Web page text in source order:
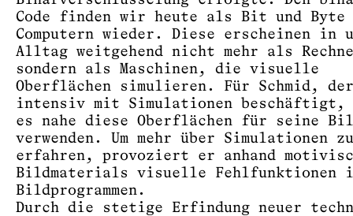
Code finden wir heute als Bit und
Computern wieder. Diese erscheinen in
Alltag weitgehend nicht mehr als
sondern als Maschinen, die visuelle
Oberflächen simulieren. Für Schmid,
intensiv mit Simulationen
es nahe diese Oberflächen für seine
verwenden. Um mehr über Simulationen zu
erfahren, provoziert er anhand
Bildmaterials visuelle Fehlfunktionen
Bildprogrammen.
Durch die stetige Erfindung neuer